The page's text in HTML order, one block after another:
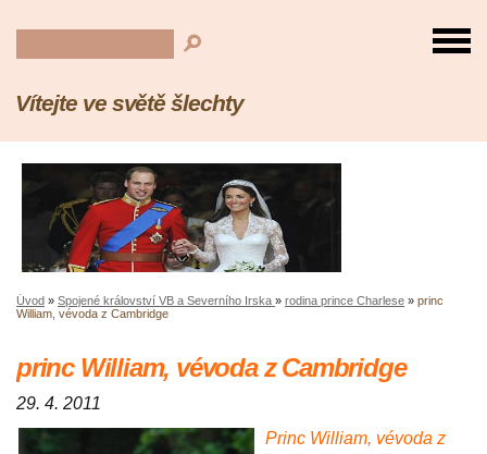
Vítejte ve světě šlechty
Úvod » Spojené království VB a Severního Irska » rodina prince Charlese » princ
William, vévoda z Cambridge
princ William, vévoda z Cambridge
29. 4. 2011
Princ William, vévoda z